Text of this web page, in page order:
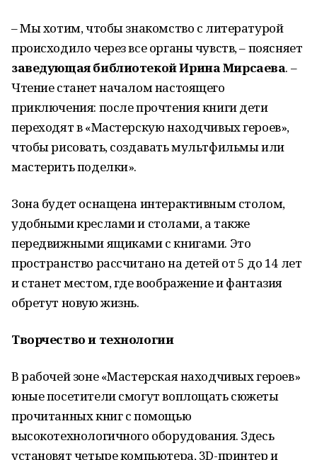
– Мы хотим, чтобы знакомство с литературой
происходило через все органы чувств, – поясняет
заведующая библиотекой Ирина Мирсаева. –
Чтение станет началом настоящего
приключения: после прочтения книги дети
переходят в «Мастерскую находчивых героев»,
чтобы рисовать, создавать мультфильмы или
мастерить поделки».
Зона будет оснащена интерактивным столом,
удобными креслами и столами, а также
передвижными ящиками с книгами. Это
пространство рассчитано на детей от 5 до 14 лет
и станет местом, где воображение и фантазия
обретут новую жизнь.
Творчество и технологии
В рабочей зоне «Мастерская находчивых героев»
юные посетители смогут воплощать сюжеты
прочитанных книг с помощью
высокотехнологичного оборудования. Здесь
установят четыре компьютера, 3D-принтер и